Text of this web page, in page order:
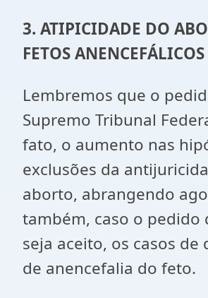
3. ATIPICIDADE DO
FETOS ANENCEFÁLICOS
Lembremos que o
Supremo Tribunal
fato, o aumento nas
exclusões da
aborto, abrangendo
também, caso o pedido
seja aceito, os casos de
de anencefalia do feto.